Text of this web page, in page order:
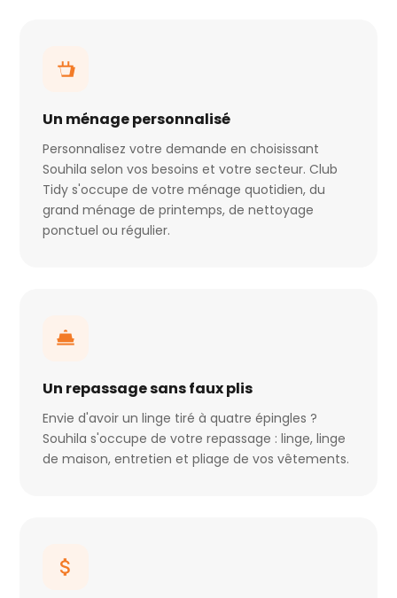
Un ménage personnalisé
Personnalisez votre demande en choisissant
Souhila selon vos besoins et votre secteur. Club
Tidy s'occupe de votre ménage quotidien, du
grand ménage de printemps, de nettoyage
ponctuel ou régulier.
Un repassage sans faux plis
Envie d'avoir un linge tiré à quatre épingles ?
Souhila s'occupe de votre repassage : linge, linge
de maison, entretien et pliage de vos vêtements.